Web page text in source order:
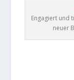
Engagiert und
neuer